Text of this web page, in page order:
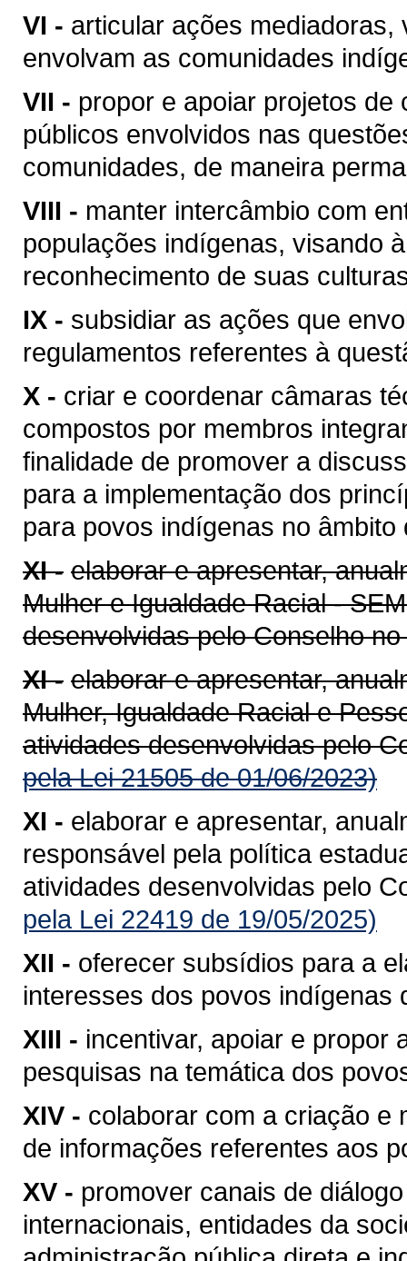
VI - articular ações
envolvam as comunidades
VII - propor e apoiar projetos
públicos envolvidos nas
comunidades, de maneira
VIII - manter intercâmbio com
populações indígenas, visando
reconhecimento de suas
IX - subsidiar as ações que
regulamentos referentes à
X - criar e coordenar câmaras
compostos por membros
finalidade de promover a
para a implementação dos
para povos indígenas no
XI - elaborar e apresentar,
Mulher e Igualdade Racial -
desenvolvidas pelo Conselho
XI - elaborar e apresentar,
Mulher, Igualdade Racial e
atividades desenvolvidas pelo
pela Lei 21505 de 01/06/2023)
XI - elaborar e apresentar,
responsável pela política
atividades desenvolvidas pelo
pela Lei 22419 de 19/05/2025)
XII - oferecer subsídios para a
interesses dos povos indígenas
XIII - incentivar, apoiar e propor
pesquisas na temática dos
XIV - colaborar com a criação e
de informações referentes aos
XV - promover canais de
internacionais, entidades da